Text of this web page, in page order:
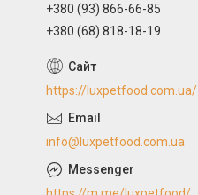
+380 (93) 866-66-85
+380 (68) 818-18-19
https://luxpetfood.com.ua/
info@luxpetfood.com.ua